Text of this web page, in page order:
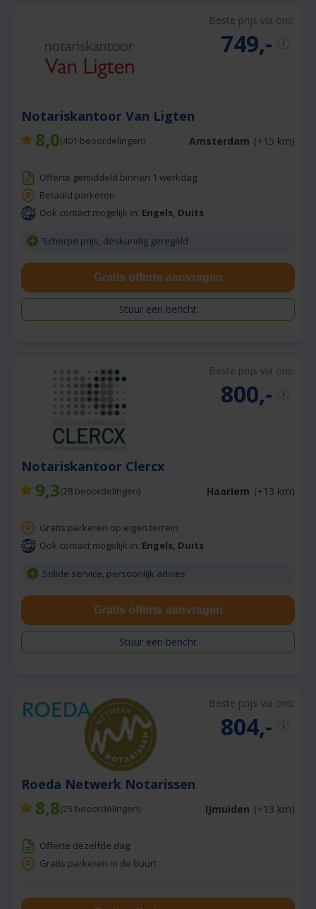
Beste prijs via ons:
749,-
Notariskantoor Van Ligten
8,0(401 beoordelingen) Amsterdam (+15 km)
Offerte gemiddeld binnen 1 werkdag
Betaald parkeren
Ook contact mogelijk in: Engels, Duits
Scherpe prijs, deskundig geregeld
Gratis offerte aanvragen
Stuur een bericht
Beste prijs via ons:
800,-
Notariskantoor Clercx
9,3(28 beoordelingen) Haarlem (+13 km)
Gratis parkeren op eigen terrein
Ook contact mogelijk in: Engels, Duits
Solide service, persoonlijk advies
Gratis offerte aanvragen
Stuur een bericht
Beste prijs via ons:
804,-
Roeda Netwerk Notarissen
8,8(25 beoordelingen) IJmuiden (+13 km)
Offerte dezelfde dag
Gratis parkeren in de buurt